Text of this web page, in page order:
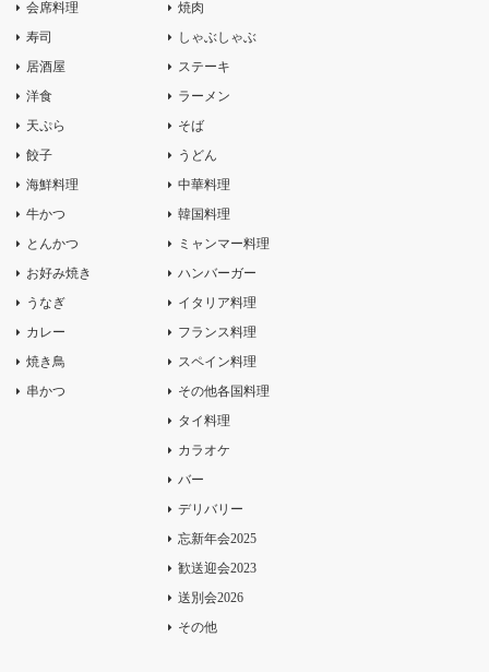
会席料理
寿司
居酒屋
洋食
天ぷら
餃子
海鮮料理
牛かつ
とんかつ
お好み焼き
うなぎ
カレー
焼き鳥
串かつ
焼肉
しゃぶしゃぶ
ステーキ
ラーメン
そば
うどん
中華料理
韓国料理
ミャンマー料理
ハンバーガー
イタリア料理
フランス料理
スペイン料理
その他各国料理
タイ料理
カラオケ
バー
デリバリー
忘新年会2025
歓送迎会2023
送別会2026
その他